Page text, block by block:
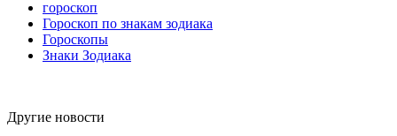
гороскоп
Гороскоп по знакам зодиака
Гороскопы
Знаки Зодиака
Другие новости